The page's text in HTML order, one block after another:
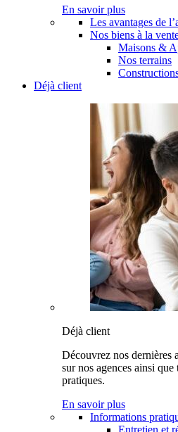
En savoir plus
Les avantages de
Nos biens à la
Maisons &
Nos terrains
Déjà client
Déjà client
Découvrez nos dernières
sur nos agences ainsi
pratiques.
En savoir plus
Informations
Entretien et